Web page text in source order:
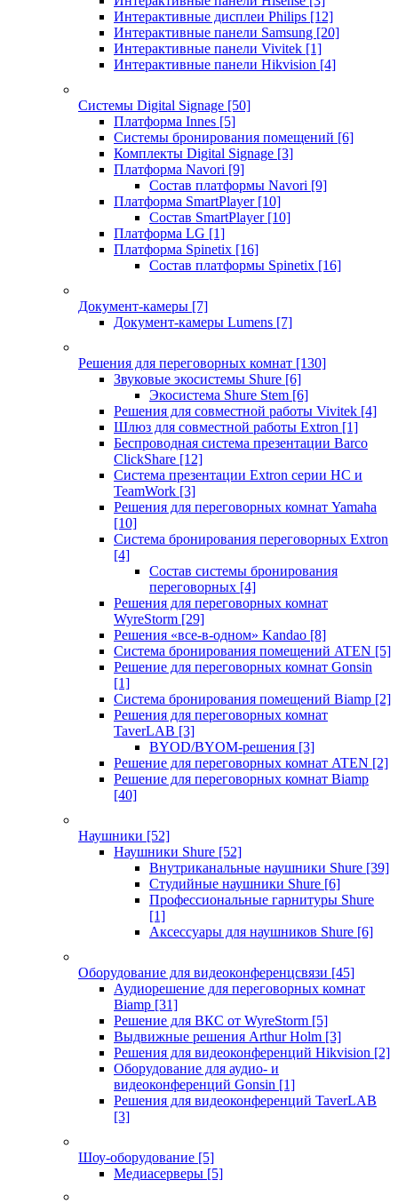
Интерактивные дисплеи Philips [12]
Интерактивные панели Samsung [20]
Интерактивные панели Vivitek [1]
Интерактивные панели Hikvision [4]
Системы Digital Signage [50]
Платформа Innes [5]
Системы бронирования помещений [6]
Комплекты Digital Signage [3]
Платформа Navori [9]
Состав платформы Navori [9]
Платформа SmartPlayer [10]
Состав SmartPlayer [10]
Платформа LG [1]
Платформа Spinetix [16]
Состав платформы Spinetix [16]
Документ-камеры [7]
Документ-камеры Lumens [7]
Решения для переговорных комнат [130]
Звуковые экосистемы Shure [6]
Экосистема Shure Stem [6]
Решения для совместной работы Vivitek [4]
Шлюз для совместной работы Extron [1]
Беспроводная система презентации Barco
ClickShare [12]
Система презентации Extron серии HC и
TeamWork [3]
Решения для переговорных комнат Yamaha
[10]
Система бронирования переговорных Extron
[4]
Состав системы бронирования
переговорных [4]
Решения для переговорных комнат
WyreStorm [29]
Решения «все-в-одном» Kandao [8]
Система бронирования помещений ATEN [5]
Решение для переговорных комнат Gonsin
[1]
Система бронирования помещений Biamp [2]
Решения для переговорных комнат
TaverLAB [3]
BYOD/BYOM-решения [3]
Решение для переговорных комнат ATEN [2]
Решение для переговорных комнат Biamp
[40]
Наушники [52]
Наушники Shure [52]
Внутриканальные наушники Shure [39]
Студийные наушники Shure [6]
Профессиональные гарнитуры Shure
[1]
Аксессуары для наушников Shure [6]
Оборудование для видеоконференцсвязи [45]
Аудиорешение для переговорных комнат
Biamp [31]
Решение для ВКС от WyreStorm [5]
Выдвижные решения Arthur Holm [3]
Решения для видеоконференций Hikvision [2]
Оборудование для аудио- и
видеоконференций Gonsin [1]
Решения для видеоконференций TaverLAB
[3]
Шоу-оборудование [5]
Медиасерверы [5]